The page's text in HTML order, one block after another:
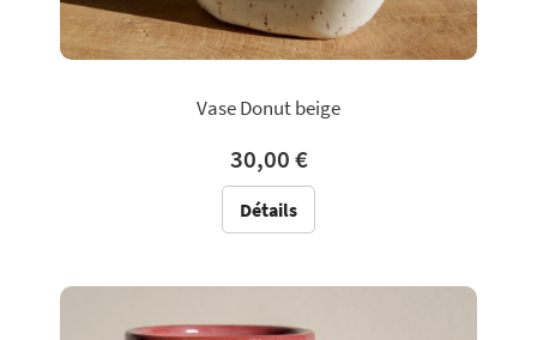
Vase Donut beige
30,00 €
Détails